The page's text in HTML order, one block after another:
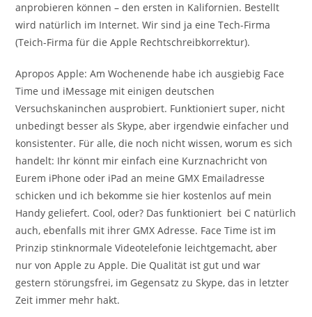
anprobieren können – den ersten in Kalifornien. Bestellt
wird natürlich im Internet. Wir sind ja eine Tech-Firma
(Teich-Firma für die Apple Rechtschreibkorrektur).
Apropos Apple: Am Wochenende habe ich ausgiebig Face
Time und iMessage mit einigen deutschen
Versuchskaninchen ausprobiert. Funktioniert super, nicht
unbedingt besser als Skype, aber irgendwie einfacher und
konsistenter. Für alle, die noch nicht wissen, worum es sich
handelt: Ihr könnt mir einfach eine Kurznachricht von
Eurem iPhone oder iPad an meine GMX Emailadresse
schicken und ich bekomme sie hier kostenlos auf mein
Handy geliefert. Cool, oder? Das funktioniert bei C natürlich
auch, ebenfalls mit ihrer GMX Adresse. Face Time ist im
Prinzip stinknormale Videotelefonie leichtgemacht, aber
nur von Apple zu Apple. Die Qualität ist gut und war
gestern störungsfrei, im Gegensatz zu Skype, das in letzter
Zeit immer mehr hakt.